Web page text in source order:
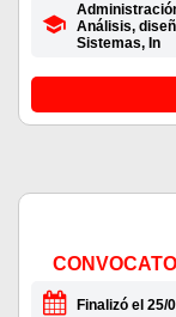
Análisis,
Sistemas, In
Finalizó el 25/